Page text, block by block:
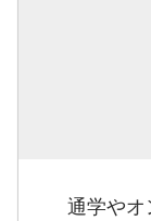
通学や